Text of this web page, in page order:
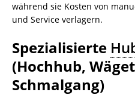
während sie Kosten von
und Service verlagern.
Spezialisierte
(Hochhub,
Schmalgang)